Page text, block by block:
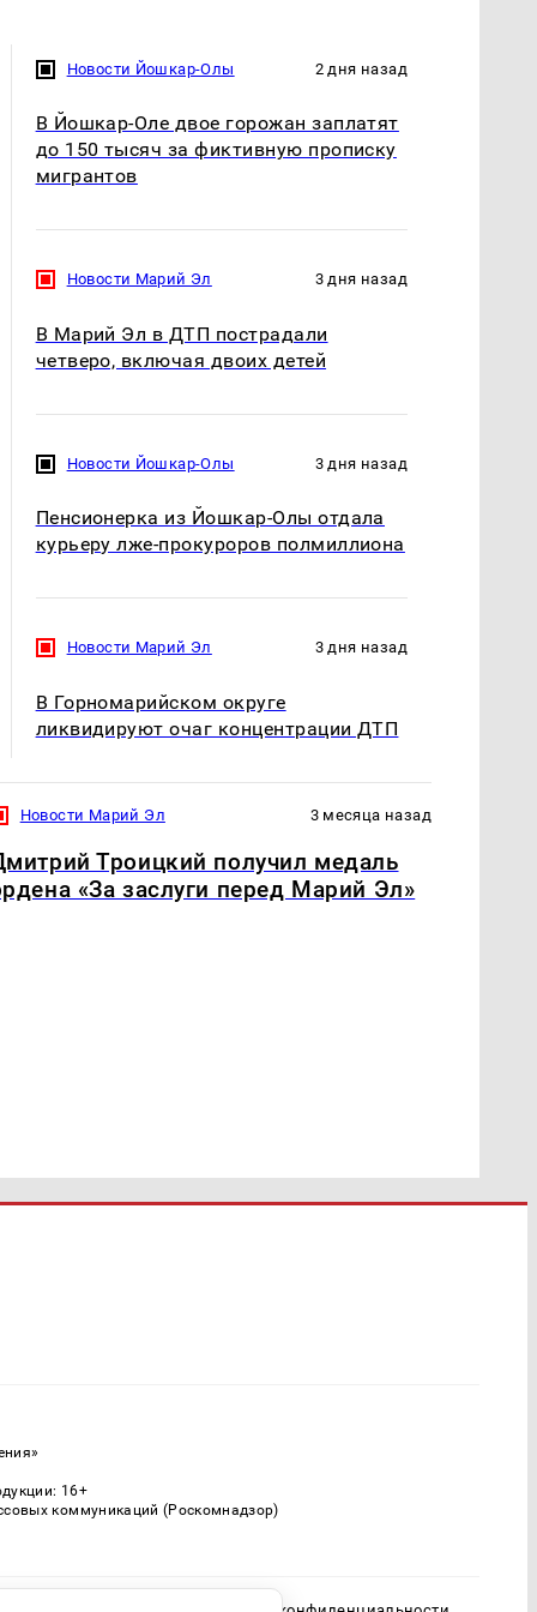
Новости Йошкар-Олы 2 дня назад
В Йошкар-Оле двое горожан заплатят
до 150 тысяч за фиктивную прописку
мигрантов
Новости Марий Эл 3 дня назад
В Марий Эл в ДТП пострадали
четверо, включая двоих детей
Новости Йошкар-Олы 3 дня назад
Пенсионерка из Йошкар-Олы отдала
курьеру лже-прокуроров полмиллиона
Новости Марий Эл 3 дня назад
В Горномарийском округе
ликвидируют очаг концентрации ДТП
Новости Марий Эл 3 месяца назад
Троицкий получил медаль
«За заслуги перед Марий Эл»
16+
коммуникаций (Роскомнадзор)